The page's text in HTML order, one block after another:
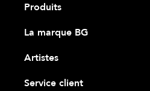
Produits
La marque BG
Artistes
Service client